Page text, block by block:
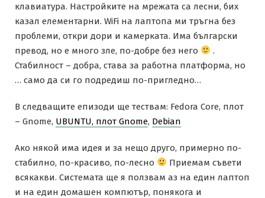
клавиатура. Настройките на мрежата са лесни, бих
казал елементарни. WiFi на лаптопа ми тръгна без
проблеми, откри дори и камерката. Има български
превод, но е много зле, по-добре без него
.
Стабилност – добра, става за работна платформа, но
… само да си го подредиш по-пригледно…
В следващите епизоди ще тествам: Fedora Core, плот
– Gnome, UBUNTU, плот Gnome, Debian
Ако някой има идея и за нещо друго, примерно по-
стабилно, по-красиво, по-лесно
Приемам съвети
всякакви. Системата ще я ползвам аз на един лаптоп
и на един домашен компютър, понякога и